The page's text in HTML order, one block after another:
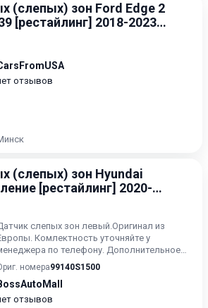
(слепых) зон Ford Edge 2
[рестайлинг] 2018-2023
отзывов
(слепых) зон Hyundai
[рестайлинг] 2020-
слепых зон левый.Оригинал из
Комлектность уточняйте у
по телефону. Дополнительное
и видео по запросу.Возможна...
номера99140S1500
отзывов